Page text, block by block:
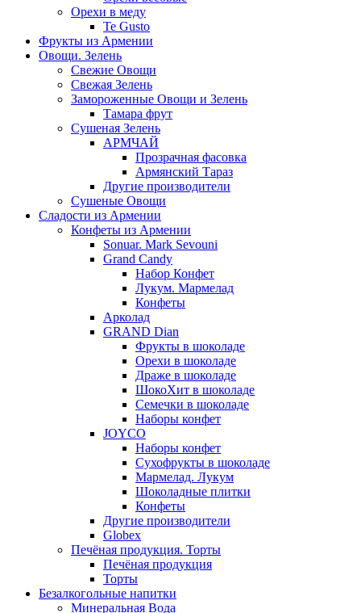
Орехи в меду
Te Gusto
Фрукты из Армении
Овощи. Зелень
Свежие Овощи
Свежая Зелень
Замороженные Овощи и Зелень
Тамара фрут
Сушеная Зелень
АРМЧАЙ
Прозрачная фасовка
Армянский Тараз
Другие производители
Сушеные Овощи
Сладости из Армении
Конфеты из Армении
Sonuar. Mark Sevouni
Grand Candy
Набор Конфет
Лукум. Мармелад
Конфеты
Арколад
GRAND Dian
Фрукты в шоколаде
Орехи в шоколаде
Драже в шоколаде
ШокоХит в шоколаде
Семечки в шоколаде
Наборы конфет
JOYCO
Наборы конфет
Сухофрукты в шоколаде
Мармелад. Лукум
Шоколадные плитки
Конфеты
Другие производители
Globex
Печёная продукция. Торты
Печёная продукция
Торты
Безалкогольные напитки
Минеральная Вода